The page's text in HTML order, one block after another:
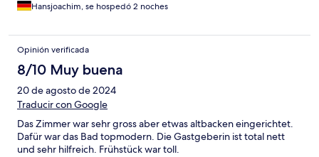
Hansjoachim, se hospedó 2 noches
Opinión verificada
8/10 Muy buena
20 de agosto de 2024
Traducir con Google
Das Zimmer war sehr gross aber etwas altbacken eingerichtet.
Dafür war das Bad topmodern. Die Gastgeberin ist total nett
und sehr hilfreich. Frühstück war toll.